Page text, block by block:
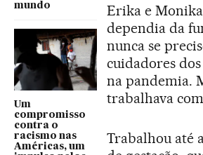
mundo
Um
compromisso
contra o
racismo nas
Américas, um
Erika e
dependia da
nunca se
cuidadores
na pandemia.
trabalhava
Trabalhou até